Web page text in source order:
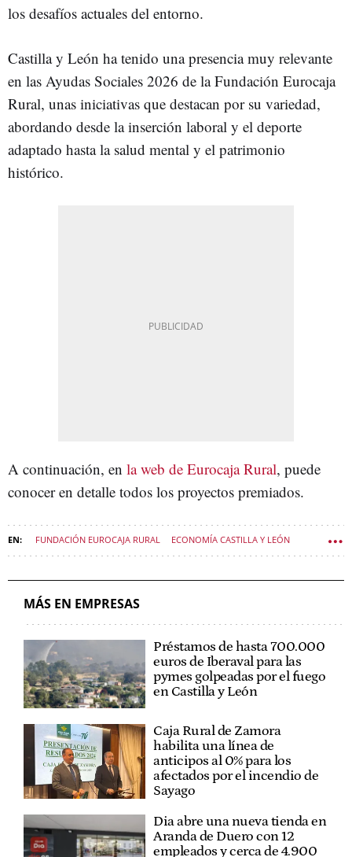
los desafíos actuales del entorno.
Castilla y León ha tenido una presencia muy relevante
en las Ayudas Sociales 2026 de la Fundación Eurocaja
Rural, unas iniciativas que destacan por su variedad,
abordando desde la inserción laboral y el deporte
adaptado hasta la salud mental y el patrimonio
histórico.
A continuación, en la web de Eurocaja Rural, puede
conocer en detalle todos los proyectos premiados.
FUNDACIÓN EUROCAJA RURAL ECONOMÍA CASTILLA Y LEÓN
MÁS EN EMPRESAS
Préstamos de hasta 700.000
euros de Iberaval para las
pymes golpeadas por el fuego
en Castilla y León
Caja Rural de Zamora
habilita una línea de
anticipos al 0% para los
afectados por el incendio de
Sayago
Dia abre una nueva tienda en
Aranda de Duero con 12
empleados y cerca de 4.900